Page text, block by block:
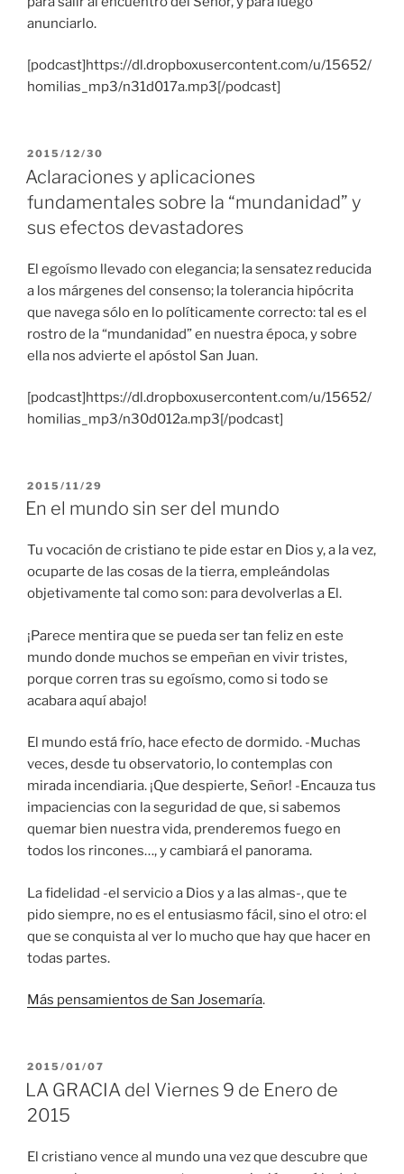
anunciarlo.
[podcast]https://dl.dropboxusercontent.com/u/15652/
homilias_mp3/n31d017a.mp3[/podcast]
PUBLICADO
EL
2015/12/30
Aclaraciones y aplicaciones
fundamentales sobre la “mundanidad” y
sus efectos devastadores
El egoísmo llevado con elegancia; la sensatez reducida
a los márgenes del consenso; la tolerancia hipócrita
que navega sólo en lo políticamente correcto: tal es el
rostro de la “mundanidad” en nuestra época, y sobre
ella nos advierte el apóstol San Juan.
[podcast]https://dl.dropboxusercontent.com/u/15652/
homilias_mp3/n30d012a.mp3[/podcast]
PUBLICADO
EL
2015/11/29
En el mundo sin ser del mundo
Tu vocación de cristiano te pide estar en Dios y, a la vez,
ocuparte de las cosas de la tierra, empleándolas
objetivamente tal como son: para devolverlas a El.
¡Parece mentira que se pueda ser tan feliz en este
mundo donde muchos se empeñan en vivir tristes,
porque corren tras su egoísmo, como si todo se
acabara aquí abajo!
El mundo está frío, hace efecto de dormido. -Muchas
veces, desde tu observatorio, lo contemplas con
mirada incendiaria. ¡Que despierte, Señor! -Encauza tus
impaciencias con la seguridad de que, si sabemos
quemar bien nuestra vida, prenderemos fuego en
todos los rincones…, y cambiará el panorama.
La fidelidad -el servicio a Dios y a las almas-, que te
pido siempre, no es el entusiasmo fácil, sino el otro: el
que se conquista al ver lo mucho que hay que hacer en
todas partes.
Más pensamientos de San Josemaría.
PUBLICADO
EL
2015/01/07
LA GRACIA del Viernes 9 de Enero de
2015
El cristiano vence al mundo una vez que descubre que